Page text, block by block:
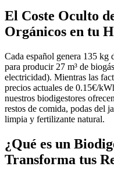
El Coste Oculto
Orgánicos en tu
Cada español genera 135 kg
para producir 27 m³ de
electricidad). Mientras las
precios actuales de 0.15€/
nuestros biodigestores
restos de comida, podas del
limpia y fertilizante natural.
¿Qué es un
Transforma tus